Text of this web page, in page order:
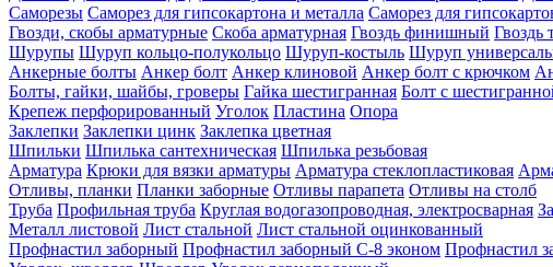
Саморезы Саморез для гипсокартона и металла Саморез для
Гвозди, скобы арматурные Скоба арматурная Гвоздь финишный Гвоздь
Шурупы Шуруп кольцо-полукольцо Шуруп-костыль Шуруп
Анкерные болты Анкер болт Анкер клиновой Анкер болт с крючком
Болты, гайки, шайбы, гроверы Гайка шестигранная Болт c
Крепеж перфорированный Уголок Пластина Опора
Заклепки Заклепки цинк Заклепка цветная
Шпильки Шпилька сантехническая Шпилька резьбовая
Арматура Крюки для вязки арматуры Арматура стеклопластиковая
Отливы, планки Планки заборные Отливы парапета Отливы на столб
Труба Профильная труба Круглая водогазопроводная, электросварная
Металл листовой Лист стальной Лист стальной оцинкованный
Профнастил заборный Профнастил заборный С-8 эконом Профнастил